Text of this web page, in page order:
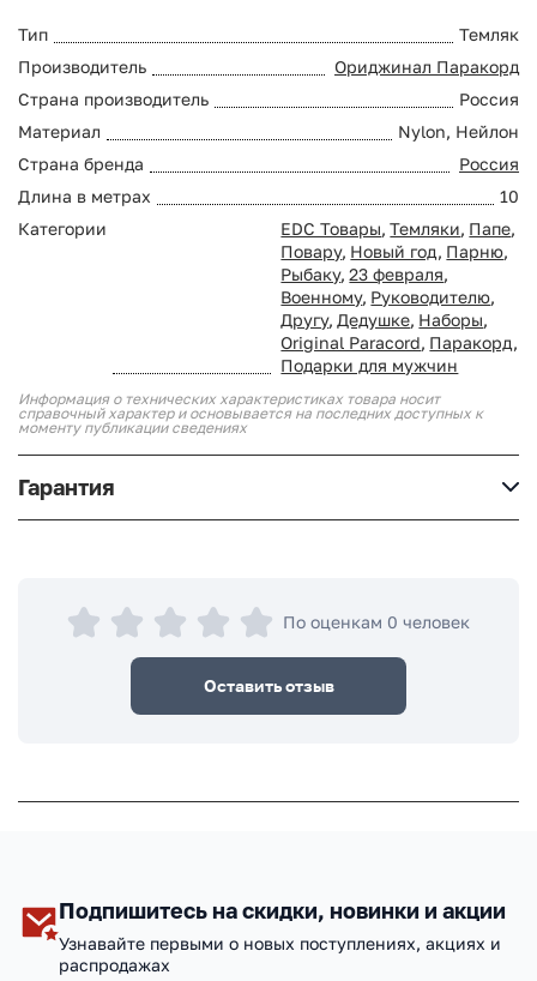
Тип
Темляк
Производитель
Ориджинал Паракорд
Страна производитель
Россия
Материал
Nylon, Нейлон
Страна бренда
Россия
Длина в метрах
10
Категории
EDC Товары, Темляки, Папе,
Повару, Новый год, Парню,
Рыбаку, 23 февраля,
Военному, Руководителю,
Другу, Дедушке, Наборы,
Original Paracord, Паракорд,
Подарки для мужчин
Информация о технических характеристиках товара носит
справочный характер и основывается на последних доступных к
моменту публикации сведениях
Гарантия
По оценкам 0 человек
Оставить отзыв
Подпишитесь на скидки, новинки и акции
Узнавайте первыми о новых поступлениях, акциях и
распродажах